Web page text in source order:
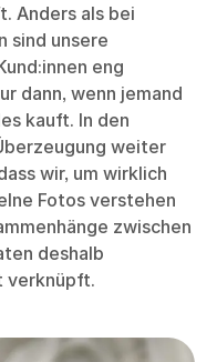
Anders als bei
sind unsere
eng
dann, wenn jemand
kauft. In den
weiter
wir, um wirklich
Fotos verstehen
zwischen
deshalb
verknüpft.